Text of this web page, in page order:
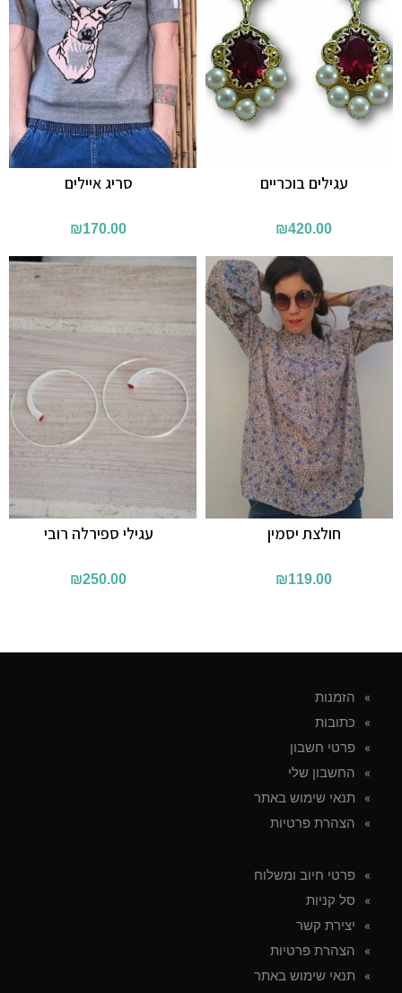
סריג איילים
₪170.00
עגילים בוכריים
₪420.00
עגילי ספירלה רובי
₪250.00
חולצת יסמין
₪119.00
הזמנות
כתובות
פרטי חשבון
החשבון שלי
תנאי שימוש באתר
הצהרת פרטיות
פרטי חיוב ומשלוח
סל קניות
יצירת קשר
הצהרת פרטיות
תנאי שימוש באתר